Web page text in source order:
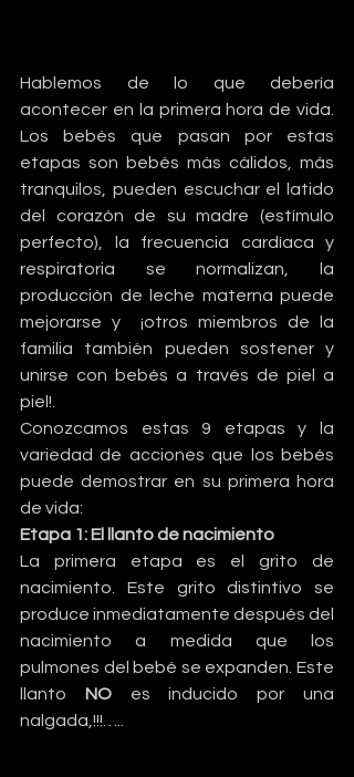
Hablemos de lo que debería
acontecer en la primera hora de vida.
Los bebés que pasan por estas
etapas son bebés más cálidos, más
tranquilos, pueden escuchar el latido
del corazón de su madre (estímulo
perfecto), la frecuencia cardíaca y
respiratoria se normalizan, la
producción de leche materna puede
mejorarse y  ¡otros miembros de la
familia también pueden sostener y
unirse con bebés a través de piel a
piel!.
Conozcamos estas 9 etapas y la
variedad de acciones que los bebés
puede demostrar en su primera hora
de vida:
Etapa 1: El llanto de nacimiento
La primera etapa es el grito de
nacimiento. Este grito distintivo se
produce inmediatamente después del
nacimiento a medida que los
pulmones del bebé se expanden. Este
llanto NO es inducido por una
nalgada,!!!…..